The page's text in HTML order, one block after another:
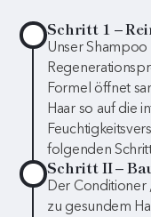
Schritt 1 –
Unser
Formel öffnet
Haar so auf die
folgenden
Schritt II –
Der Conditioner
zu gesundem